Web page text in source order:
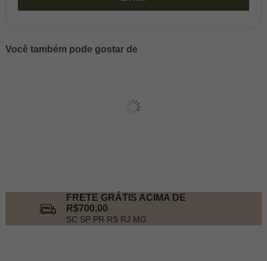
Você também pode gostar de
FRETE GRÁTIS ACIMA DE
R$700,00
SC SP PR RS RJ MG